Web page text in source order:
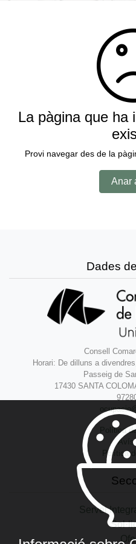
La pàgina que ha
Provi navegar des de la
Anar
Dades
Consell
Horari: De dilluns a
Passeig de
17430 SANTA
Política
Avís
Política
Servei